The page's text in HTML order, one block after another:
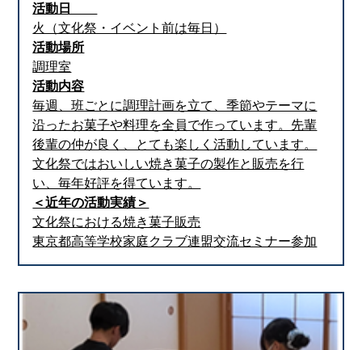
活動日
火（文化祭・イベント前は毎日）
活動場所
調理室
活動内容
毎週、班ごとに調理計画を立て、季節やテーマに
沿ったお菓子や料理を全員で作っています。先輩
後輩の仲が良く、とても楽しく活動しています。
文化祭ではおいしい焼き菓子の製作と販売を行
い、毎年好評を得ています。
＜近年の活動実績＞
文化祭における焼き菓子販売
東京都高等学校家庭クラブ連盟交流セミナー参加